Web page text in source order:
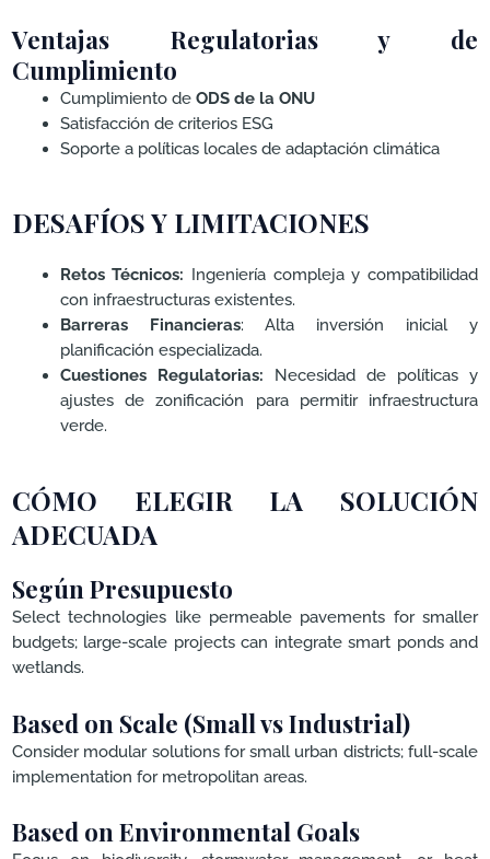
Ventajas Regulatorias y de
Cumplimiento
Cumplimiento de ODS de la ONU
Satisfacción de criterios ESG
Soporte a políticas locales de adaptación climática
DESAFÍOS Y LIMITACIONES
Retos Técnicos: Ingeniería compleja y compatibilidad
con infraestructuras existentes.
Barreras Financieras: Alta inversión inicial y
planificación especializada.
Cuestiones Regulatorias: Necesidad de políticas y
ajustes de zonificación para permitir infraestructura
verde.
CÓMO ELEGIR LA SOLUCIÓN
ADECUADA
Según Presupuesto
Select technologies like permeable pavements for smaller
budgets; large-scale projects can integrate smart ponds and
wetlands.
Based on Scale (Small vs Industrial)
Consider modular solutions for small urban districts; full-scale
implementation for metropolitan areas.
Based on Environmental Goals